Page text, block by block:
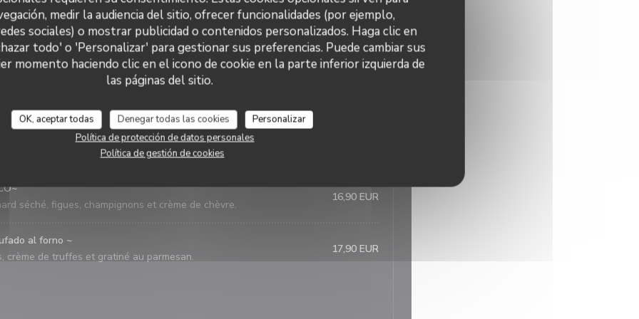
medir la audiencia del sitio, ofrecer funcionalidades (por ejemplo,
sociales) o mostrar publicidad o contenidos personalizados. Haga clic en
todo' o 'Personalizar' para gestionar sus preferencias. Puede cambiar sus
momento haciendo clic en el icono de cookie en la parte inferior izquierda de
las páginas del sitio.
OK, aceptar todas Denegar todas las cookies
Personalizar
Política de protección de datos personales
Política de gestión de cookies
16€50~
alla provola fumée (le chef adore...), endives, betterave, maches,
16,50 EUR
de saint-jacques ~
saint-jacques SNACKÉeS,sésame torréfié et roquette de
séché, figues, champignons et crème de chèvre.
16,90 EUR
al forno ~
crème de truffes et gratiné au parmesan.
17,90 EUR